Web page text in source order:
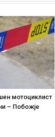
мотоциклист
– Побожје